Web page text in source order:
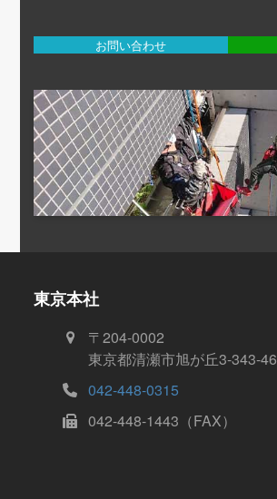
お問い合わせ
東京本社
〒204-0002
東京都清瀬市旭が丘3-343-46
042-448-0315
042-448-1443（FAX）